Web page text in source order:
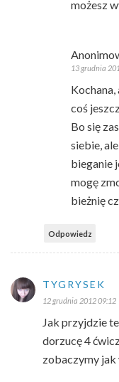
możesz
13 grudnia
coś
Bo się
siebie,
bieganie
mogę
bieżnię
Odpowiedz
TYGRYSEK
12 grudnia 2012 09:12
Jak przyjdzie
dorzucę 4
zobaczymy